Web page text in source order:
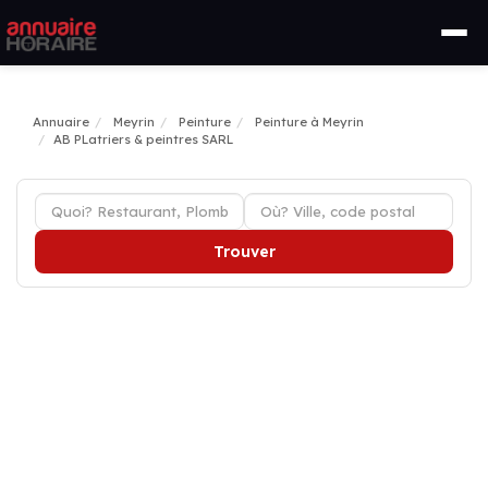
Annuaire Meyrin Peinture
Peinture à Meyrin
AB PLatriers & peintres SARL
Trouver